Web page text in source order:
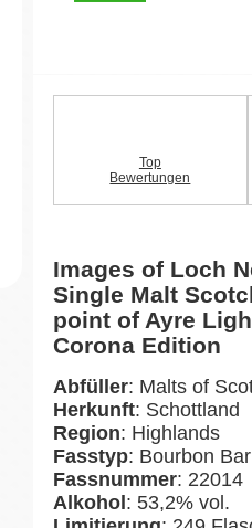
Top
Bewertungen
Images of Loch
Single Malt
point of Ayre
Corona Edition
Abfüller: Malts of
Herkunft: Schottland
Region: Highlands
Fasstyp: Bourbon
Fassnummer: 22014
Alkohol: 53,2% vol.